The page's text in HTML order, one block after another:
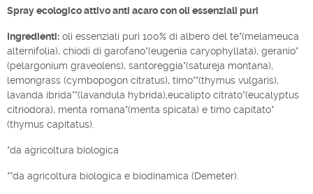
Spray ecologico attivo anti acaro con oli essenziali puri
Ingredienti: oli essenziali puri 100% di albero del tè*(melameuca
alternifolia), chiodi di garofano*(eugenia caryophyllata), geranio*
(pelargonium graveolens), santoreggia*(satureja montana),
lemongrass (cymbopogon citratus), timo**(thymus vulgaris),
lavanda ibrida**(lavandula hybrida),eucalipto citrato*(eucalyptus
citriodora), menta romana*(menta spicata) e timo capitato*
(thymus capitatus).
*da agricoltura biologica
**da agricoltura biologica e biodinamica (Demeter).